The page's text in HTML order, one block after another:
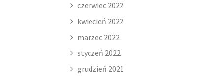
czerwiec 2022
kwiecień 2022
marzec 2022
styczeń 2022
grudzień 2021